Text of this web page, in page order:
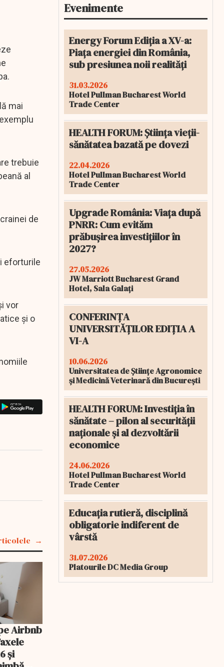
mai
trebuie
al
de
eforturile
vor
și o
Airbnb
și
Evenimente
Energy Forum Ediția a XV-a:
Piața energiei din România,
sub presiunea noii realități
31.03.2026
Hotel Pullman Bucharest World
Trade Center
HEALTH FORUM: Știința vieții-
sănătatea bazată pe dovezi
22.04.2026
Hotel Pullman Bucharest World
Trade Center
Upgrade România: Viața după
PNRR: Cum evităm
prăbușirea investițiilor în
2027?
27.05.2026
JW Marriott Bucharest Grand
Hotel, Sala Galați
CONFERINȚA
UNIVERSITĂȚILOR EDIȚIA A
VI-A
10.06.2026
Universitatea de Științe Agronomice
și Medicină Veterinară din București
HEALTH FORUM: Investiția în
sănătate – pilon al securității
naționale și al dezvoltării
economice
24.06.2026
Hotel Pullman Bucharest World
Trade Center
Educația rutieră, disciplină
obligatorie indiferent de
vârstă
31.07.2026
Platourile DC Media Group